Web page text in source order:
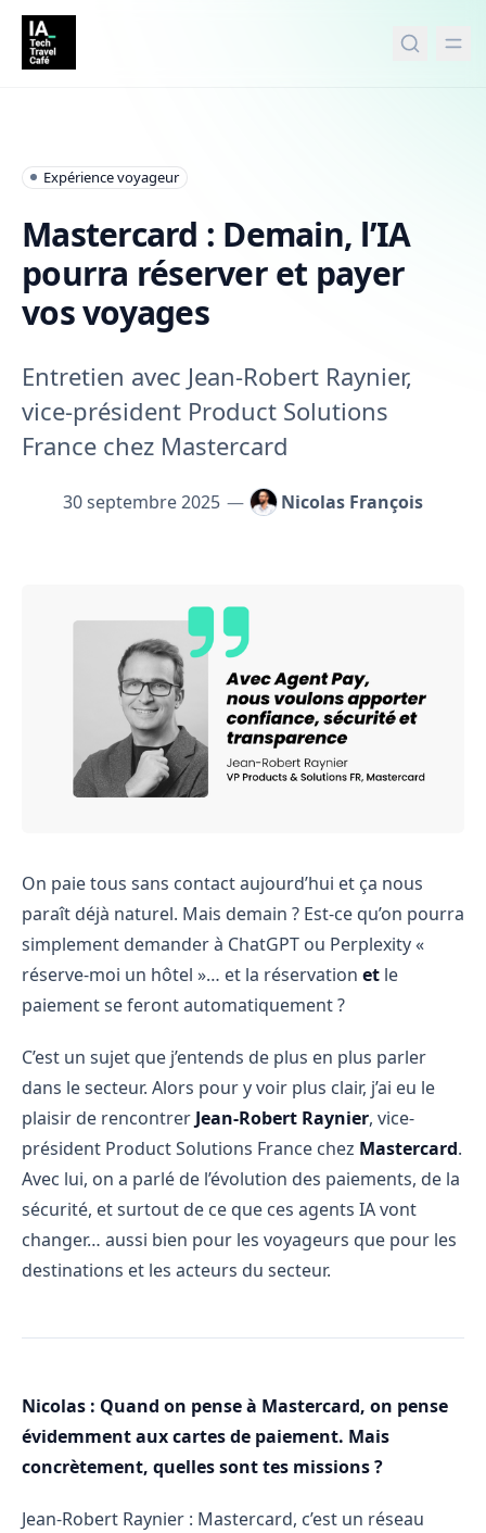
principal
Expérience voyageur
Mastercard : Demain, l’IA
pourra réserver et payer
vos voyages
Entretien avec Jean-Robert Raynier,
vice-président Product Solutions
France chez Mastercard
30 septembre 2025 — Nicolas François
On paie tous sans contact aujourd’hui et ça nous
paraît déjà naturel. Mais demain ? Est-ce qu’on pourra
simplement demander à ChatGPT ou Perplexity «
réserve-moi un hôtel »… et la réservation et le
paiement se feront automatiquement ?
C’est un sujet que j’entends de plus en plus parler
dans le secteur. Alors pour y voir plus clair, j’ai eu le
plaisir de rencontrer Jean-Robert Raynier, vice-
président Product Solutions France chez Mastercard.
Avec lui, on a parlé de l’évolution des paiements, de la
sécurité, et surtout de ce que ces agents IA vont
changer… aussi bien pour les voyageurs que pour les
destinations et les acteurs du secteur.
Nicolas : Quand on pense à Mastercard, on pense
évidemment aux cartes de paiement. Mais
concrètement, quelles sont tes missions ?
Jean-Robert Raynier : Mastercard, c’est un réseau